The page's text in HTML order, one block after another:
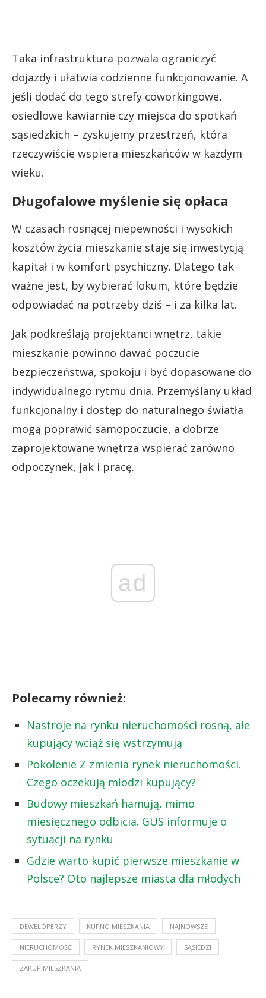
Taka infrastruktura pozwala ograniczyć
dojazdy i ułatwia codzienne funkcjonowanie. A
jeśli dodać do tego strefy coworkingowe,
osiedlowe kawiarnie czy miejsca do spotkań
sąsiedzkich – zyskujemy przestrzeń, która
rzeczywiście wspiera mieszkańców w każdym
wieku.
Długofalowe myślenie się opłaca
W czasach rosnącej niepewności i wysokich
kosztów życia mieszkanie staje się inwestycją
kapitał i w komfort psychiczny. Dlatego tak
ważne jest, by wybierać lokum, które będzie
odpowiadać na potrzeby dziś – i za kilka lat.
Jak podkreślają projektanci wnętrz, takie
mieszkanie powinno dawać poczucie
bezpieczeństwa, spokoju i być dopasowane do
indywidualnego rytmu dnia. Przemyślany układ
funkcjonalny i dostęp do naturalnego światła
mogą poprawić samopoczucie, a dobrze
zaprojektowane wnętrza wspierać zarówno
odpoczynek, jak i pracę.
ad
Polecamy również:
Nastroje na rynku nieruchomości rosną, ale
kupujący wciąż się wstrzymują
Pokolenie Z zmienia rynek nieruchomości.
Czego oczekują młodzi kupujący?
Budowy mieszkań hamują, mimo
miesięcznego odbicia. GUS informuje o
sytuacji na rynku
Gdzie warto kupić pierwsze mieszkanie w
Polsce? Oto najlepsze miasta dla młodych
DEWELOPERZY KUPNO MIESZKANIA NAJNOWSZE
NIERUCHOMOŚĆ RYNEK MIESZKANIOWY SĄSIEDZI
ZAKUP MIESZKANIA